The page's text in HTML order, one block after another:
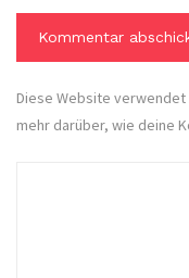
Diese Website
mehr darüber, wie deine